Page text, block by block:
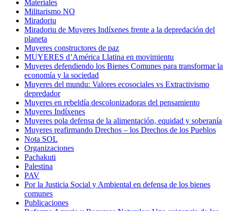
Materiales
Militarismo NO
Miradoriu
Miradoriu de Muyeres Indíxenes frente a la depredación del
planeta
Muyeres constructores de paz
MUYERES d’América Llatina en movimientu
Muyeres defendiendo los Bienes Comunes para transformar la
economía y la sociedad
Muyeres del mundu: Valores ecosociales vs Extractivismo
depredador
Muyeres en rebeldía descolonizadoras del pensamiento
Muyeres Indíxenes
Muyeres pola defensa de la alimentación, equidad y soberanía
Muyeres reafirmando Drechos – los Drechos de los Pueblos
Nota SOL
Organizaciones
Pachakuti
Palestina
PAV
Por la Justicia Social y Ambiental en defensa de los bienes
comunes
Publicaciones